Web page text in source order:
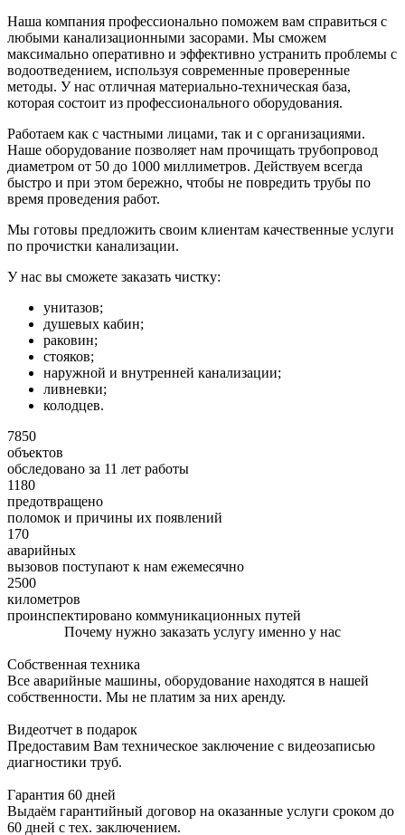
Наша компания профессионально поможем вам справиться с
любыми канализационными засорами. Мы сможем
максимально оперативно и эффективно устранить проблемы с
водоотведением, используя современные проверенные
методы. У нас отличная материально-техническая база,
которая состоит из профессионального оборудования.
Работаем как с частными лицами, так и с организациями.
Наше оборудование позволяет нам прочищать трубопровод
диаметром от 50 до 1000 миллиметров. Действуем всегда
быстро и при этом бережно, чтобы не повредить трубы по
время проведения работ.
Мы готовы предложить своим клиентам качественные услуги
по прочистки канализации.
У нас вы сможете заказать чистку:
унитазов;
душевых кабин;
раковин;
стояков;
наружной и внутренней канализации;
ливневки;
колодцев.
7850
объектов
обследовано за 11 лет работы
1180
предотвращено
поломок и причины их появлений
170
аварийных
вызовов поступают к нам ежемесячно
2500
километров
проинспектировано коммуникационных путей
Почему нужно заказать услугу именно у нас
Собственная техника
Все аварийные машины, оборудование находятся в нашей
собственности. Мы не платим за них аренду.
Видеотчет в подарок
Предоставим Вам техническое заключение с видеозаписью
диагностики труб.
Гарантия 60 дней
Выдаём гарантийный договор на оказанные услуги сроком до
60 дней с тех. заключением.